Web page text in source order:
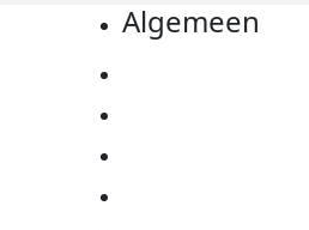
Algemeen